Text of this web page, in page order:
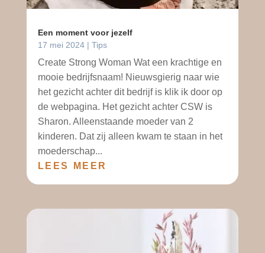
Een moment voor jezelf
17 mei 2024| Tips
Create Strong Woman Wat een krachtige en
mooie bedrijfsnaam! Nieuwsgierig naar wie
het gezicht achter dit bedrijf is klik ik door op
de webpagina. Het gezicht achter CSW is
Sharon. Alleenstaande moeder van 2
kinderen. Dat zij alleen kwam te staan in het
moederschap...
LEES MEER